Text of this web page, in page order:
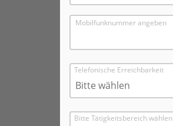
Mobilfunknummer angeben
Telefonische Erreichbarkeit
Bitte wählen
Bitte Tätigkeitsbereich wählen